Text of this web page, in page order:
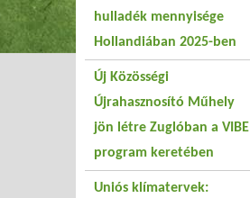
hulladék mennyisége
Hollandiában 2025-ben
Új Közösségi
Újrahasznosító Műhely
jön létre Zuglóban a VIBE
program keretében
Uniós klímatervek: